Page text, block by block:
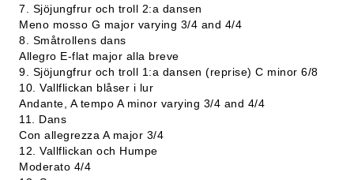
7. Sjöjungfrur och troll 2:a dansen
Meno mosso G major varying 3/4 and 4/4
8. Småtrollens dans
Allegro E-flat major alla breve
9. Sjöjungfrur och troll 1:a dansen (reprise) C minor 6/8
10. Vallflickan blåser i lur
Andante, A tempo A minor varying 3/4 and 4/4
11. Dans
Con allegrezza A major 3/4
12. Vallflickan och Humpe
Moderato 4/4